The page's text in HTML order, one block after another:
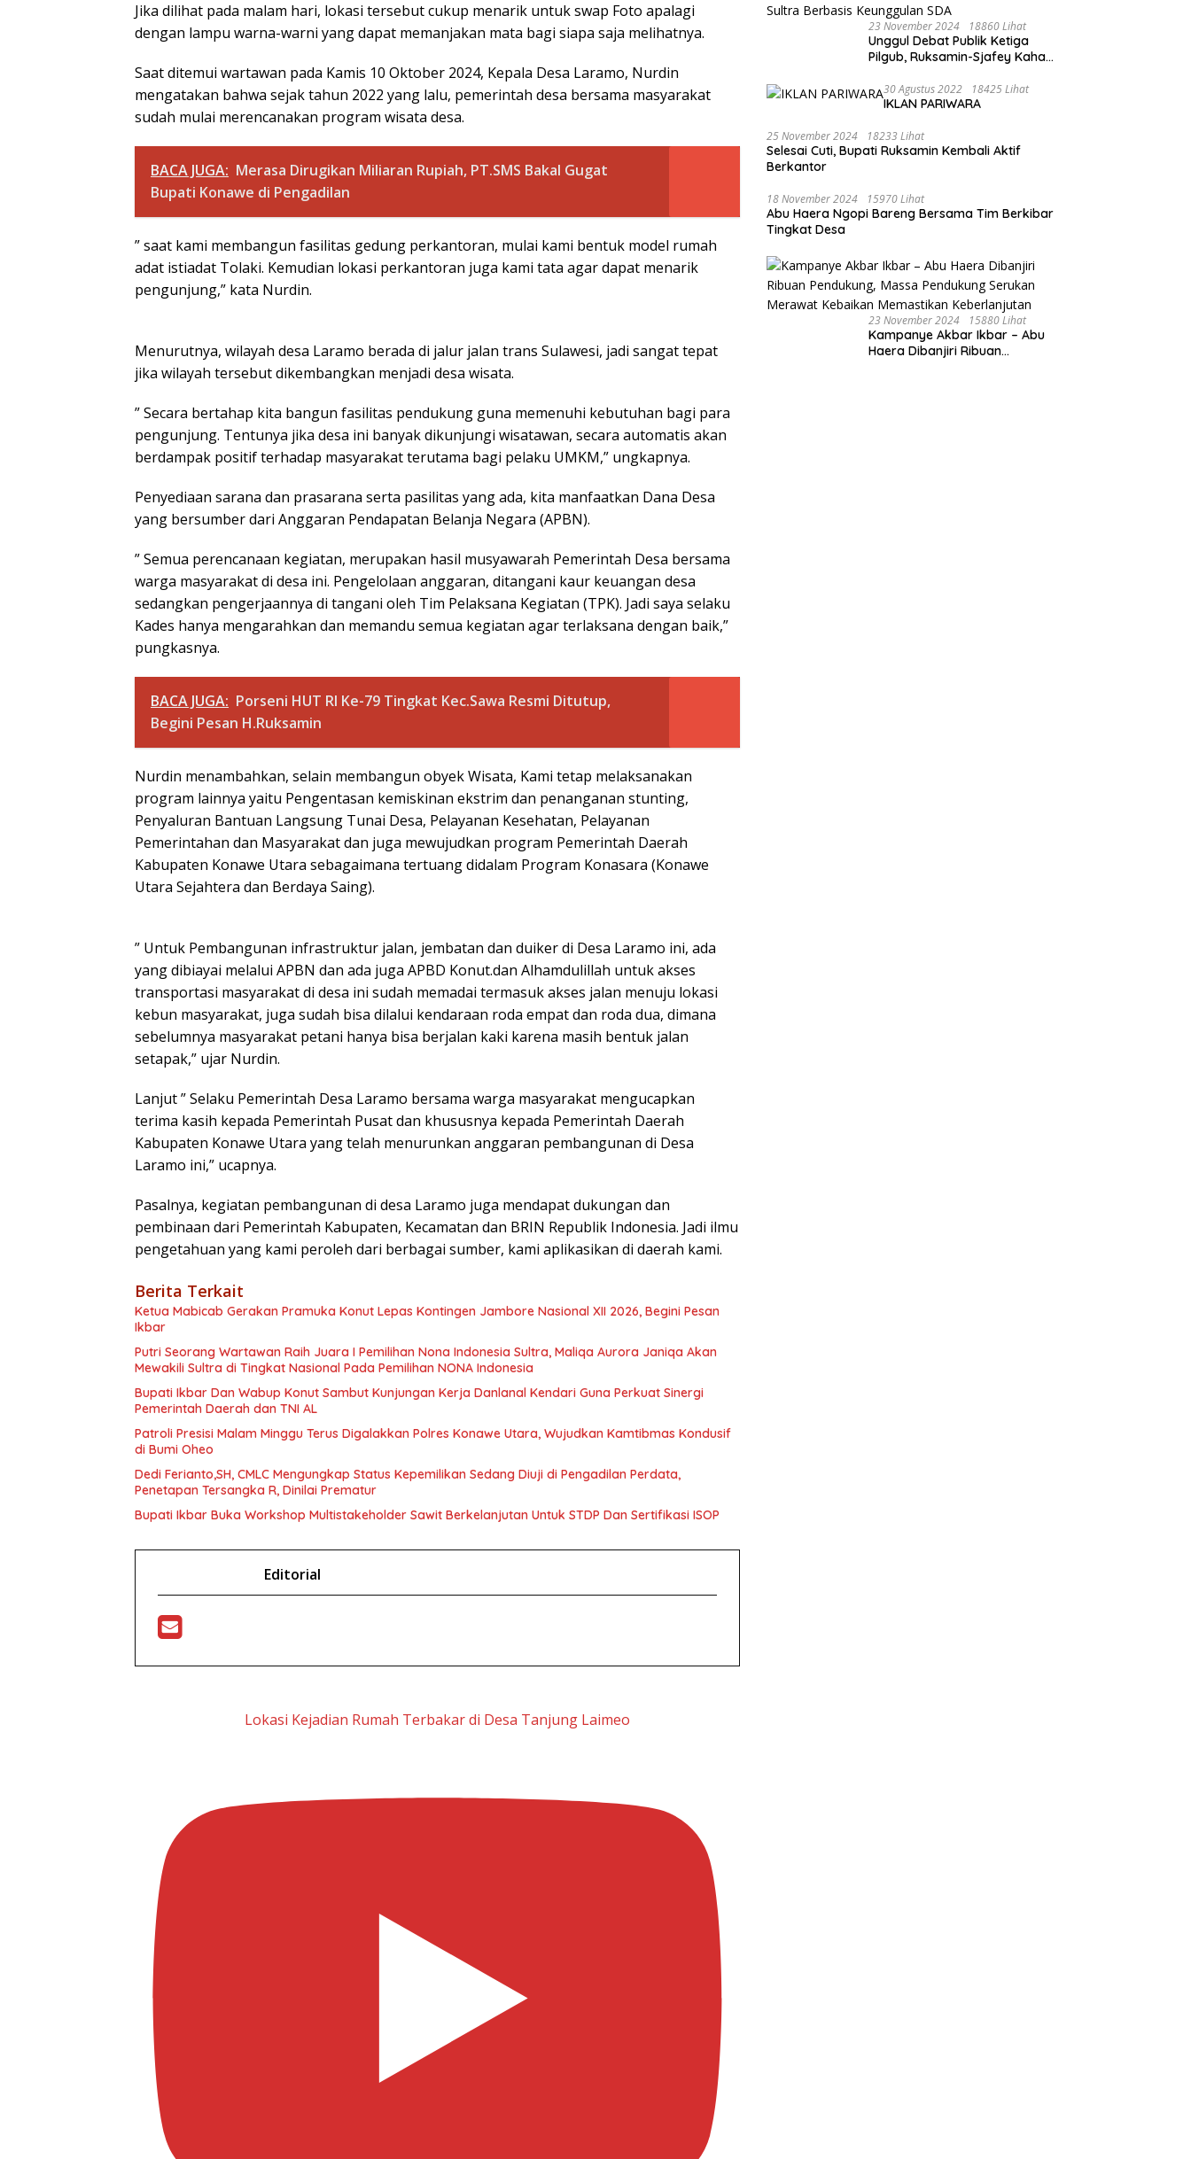
Jika dilihat pada malam hari, lokasi tersebut cukup menarik untuk swap Foto apalagi
dengan lampu warna-warni yang dapat memanjakan mata bagi siapa saja melihatnya.
Saat ditemui wartawan pada Kamis 10 Oktober 2024, Kepala Desa Laramo, Nurdin
mengatakan bahwa sejak tahun 2022 yang lalu, pemerintah desa bersama masyarakat
sudah mulai merencanakan program wisata desa.
BACA JUGA: Merasa Dirugikan Miliaran Rupiah, PT.SMS Bakal Gugat
Bupati Konawe di Pengadilan
” saat kami membangun fasilitas gedung perkantoran, mulai kami bentuk model rumah
adat istiadat Tolaki. Kemudian lokasi perkantoran juga kami tata agar dapat menarik
pengunjung,” kata Nurdin.
Menurutnya, wilayah desa Laramo berada di jalur jalan trans Sulawesi, jadi sangat tepat
jika wilayah tersebut dikembangkan menjadi desa wisata.
” Secara bertahap kita bangun fasilitas pendukung guna memenuhi kebutuhan bagi para
pengunjung. Tentunya jika desa ini banyak dikunjungi wisatawan, secara automatis akan
berdampak positif terhadap masyarakat terutama bagi pelaku UMKM,” ungkapnya.
Penyediaan sarana dan prasarana serta pasilitas yang ada, kita manfaatkan Dana Desa
yang bersumber dari Anggaran Pendapatan Belanja Negara (APBN).
” Semua perencanaan kegiatan, merupakan hasil musyawarah Pemerintah Desa bersama
warga masyarakat di desa ini. Pengelolaan anggaran, ditangani kaur keuangan desa
sedangkan pengerjaannya di tangani oleh Tim Pelaksana Kegiatan (TPK). Jadi saya selaku
Kades hanya mengarahkan dan memandu semua kegiatan agar terlaksana dengan baik,”
pungkasnya.
BACA JUGA: Porseni HUT RI Ke-79 Tingkat Kec.Sawa Resmi Ditutup,
Begini Pesan H.Ruksamin
Nurdin menambahkan, selain membangun obyek Wisata, Kami tetap melaksanakan
program lainnya yaitu Pengentasan kemiskinan ekstrim dan penanganan stunting,
Penyaluran Bantuan Langsung Tunai Desa, Pelayanan Kesehatan, Pelayanan
Pemerintahan dan Masyarakat dan juga mewujudkan program Pemerintah Daerah
Kabupaten Konawe Utara sebagaimana tertuang didalam Program Konasara (Konawe
Utara Sejahtera dan Berdaya Saing).
” Untuk Pembangunan infrastruktur jalan, jembatan dan duiker di Desa Laramo ini, ada
yang dibiayai melalui APBN dan ada juga APBD Konut.dan Alhamdulillah untuk akses
transportasi masyarakat di desa ini sudah memadai termasuk akses jalan menuju lokasi
kebun masyarakat, juga sudah bisa dilalui kendaraan roda empat dan roda dua, dimana
sebelumnya masyarakat petani hanya bisa berjalan kaki karena masih bentuk jalan
setapak,” ujar Nurdin.
Lanjut ” Selaku Pemerintah Desa Laramo bersama warga masyarakat mengucapkan
terima kasih kepada Pemerintah Pusat dan khususnya kepada Pemerintah Daerah
Kabupaten Konawe Utara yang telah menurunkan anggaran pembangunan di Desa
Laramo ini,” ucapnya.
Pasalnya, kegiatan pembangunan di desa Laramo juga mendapat dukungan dan
pembinaan dari Pemerintah Kabupaten, Kecamatan dan BRIN Republik Indonesia. Jadi ilmu
pengetahuan yang kami peroleh dari berbagai sumber, kami aplikasikan di daerah kami.
Berita Terkait
Ketua Mabicab Gerakan Pramuka Konut Lepas Kontingen Jambore Nasional XII 2026, Begini Pesan
Ikbar
Putri Seorang Wartawan ‎Raih Juara I Pemilihan Nona Indonesia Sultra, Maliqa Aurora Janiqa Akan
Mewakili Sultra di Tingkat Nasional Pada Pemilihan NONA Indonesia
Bupati Ikbar Dan Wabup Konut Sambut Kunjungan Kerja Danlanal Kendari Guna Perkuat Sinergi
Pemerintah Daerah dan TNI AL
Patroli Presisi Malam Minggu Terus Digalakkan Polres Konawe Utara, Wujudkan Kamtibmas Kondusif
di Bumi Oheo
Dedi Ferianto,SH, CMLC Mengungkap Status Kepemilikan Sedang Diuji di Pengadilan Perdata,
Penetapan Tersangka R, Dinilai Prematur
Bupati Ikbar Buka Workshop Multistakeholder Sawit Berkelanjutan Untuk STDP Dan Sertifikasi ISOP
Editorial
Lokasi Kejadian Rumah Terbakar di Desa Tanjung Laimeo
23 November 2024 18860 Lihat
Unggul Debat Publik Ketiga
Pilgub, Ruksamin-Sjafey Kahar
Ekonomi Sultra Berbasis
Keunggulan SDA
30 Agustus 2022 18425 Lihat
IKLAN PARIWARA
25 November 2024 18233 Lihat
Selesai Cuti, Bupati Ruksamin Kembali Aktif
Berkantor
18 November 2024 15970 Lihat
Abu Haera Ngopi Bareng Bersama Tim Berkibar
Tingkat Desa
23 November 2024 15880 Lihat
Kampanye Akbar Ikbar – Abu
Haera Dibanjiri Ribuan